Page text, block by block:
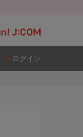
ログイン